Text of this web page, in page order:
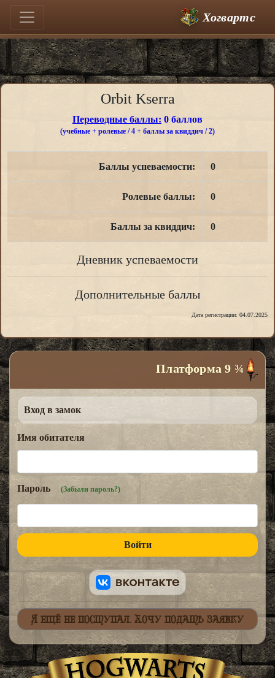
Хогвартс
Orbit Kserra
Переводные баллы: 0 баллов
(учебные + ролевые / 4 + баллы за квиддич / 2)
Баллы успеваемости: 0
Ролевые баллы: 0
Баллы за квиддич: 0
Дневник успеваемости
Дополнительные баллы
Дата регистрации: 04.07.2025
Платформа 9 ¾
Вход в замок
Имя обитателя
Пароль (Забыли пароль?)
Я ещё не поступал. Хочу подать заявку